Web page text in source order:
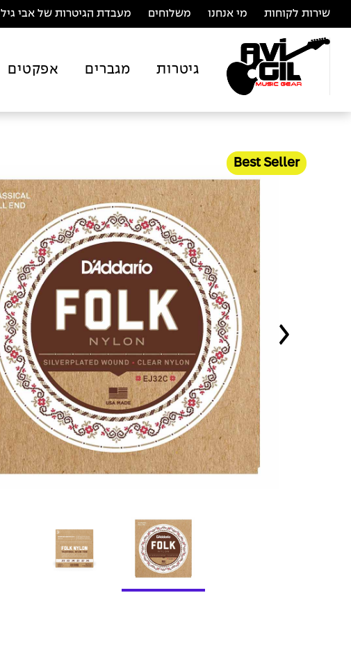
שירות לקוחות מי אנחנו משלוחים מעבדת הגיטרות של אבי גיל
גיטרות מגברים אפקטים
Best Seller